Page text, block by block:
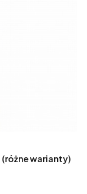
(różne warianty)